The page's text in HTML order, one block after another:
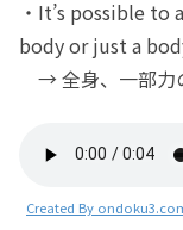
・It’s possible
body or just a
→ 全身、一部力
Created By